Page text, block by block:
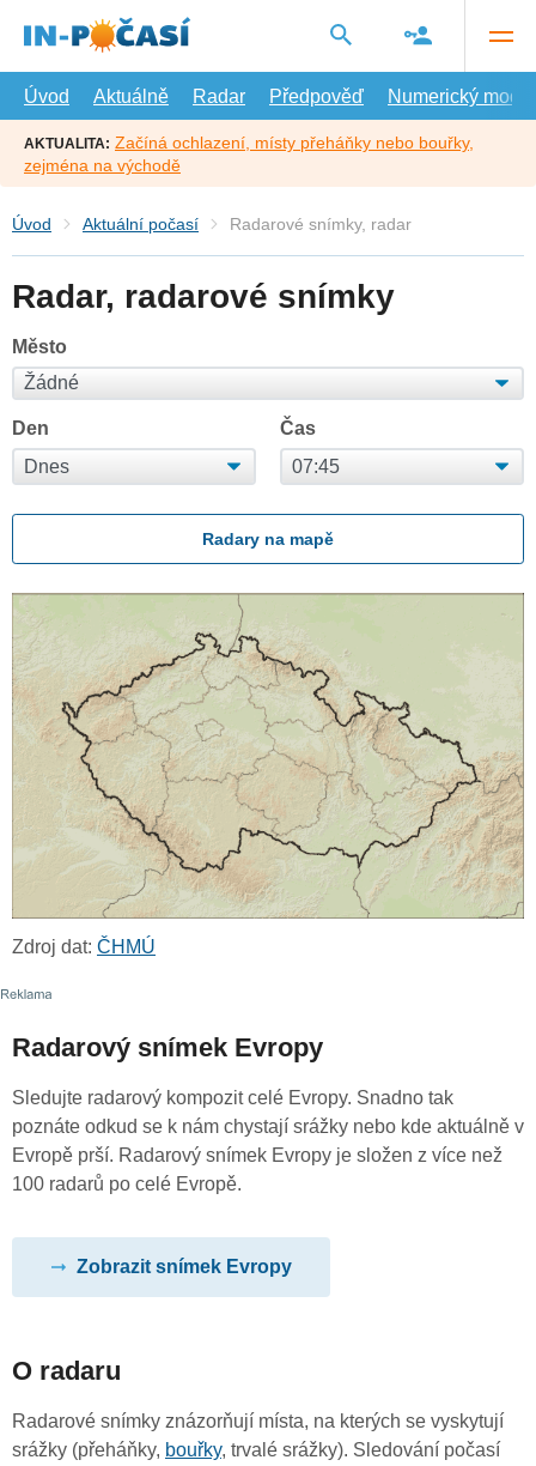
hlavní
Úvod
Aktuálně Radar Předpověď Numerický model
AKTUALITA: Začíná ochlazení, místy přeháňky nebo bouřky,
zejména na východě
Úvod Aktuální počasí Radarové snímky, radar
Radar, radarové snímky
Město
Den Čas
Radary na mapě
Zdroj dat: ČHMÚ
Radarový snímek Evropy
Sledujte radarový kompozit celé Evropy. Snadno tak
poznáte odkud se k nám chystají srážky nebo kde aktuálně v
Evropě prší. Radarový snímek Evropy je složen z více než
100 radarů po celé Evropě.
Zobrazit snímek Evropy
O radaru
Radarové snímky znázorňují místa, na kterých se vyskytují
srážky (přeháňky, bouřky, trvalé srážky). Sledování počasí